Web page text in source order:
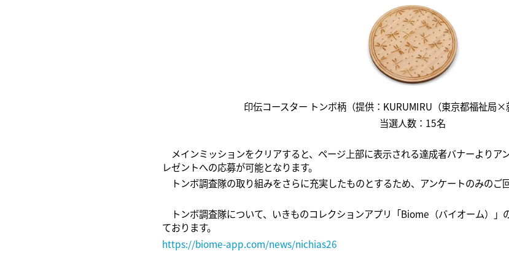
印伝コースター トンボ柄（提供：KURUMIRU（東京都福祉局×
当選人数：15名
メインミッションをクリアすると、ページ上部に表示される達成者バナーよりア
レゼントへの応募が可能となります。
トンボ調査隊の取り組みをさらに充実したものとするため、アンケートのみのご
トンボ調査隊について、いきものコレクションアプリ「Biome（バイオーム）」
ております。
https://biome-app.com/news/nichias26